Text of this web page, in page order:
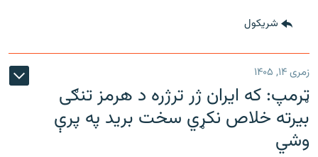
شريکول
زمری ۱۴, ۱۴۰۵
ټرمپ: که ایران ژر ترژره د هرمز تنګی
بیرته خلاص نکړي سخت برید په پرې
وشي